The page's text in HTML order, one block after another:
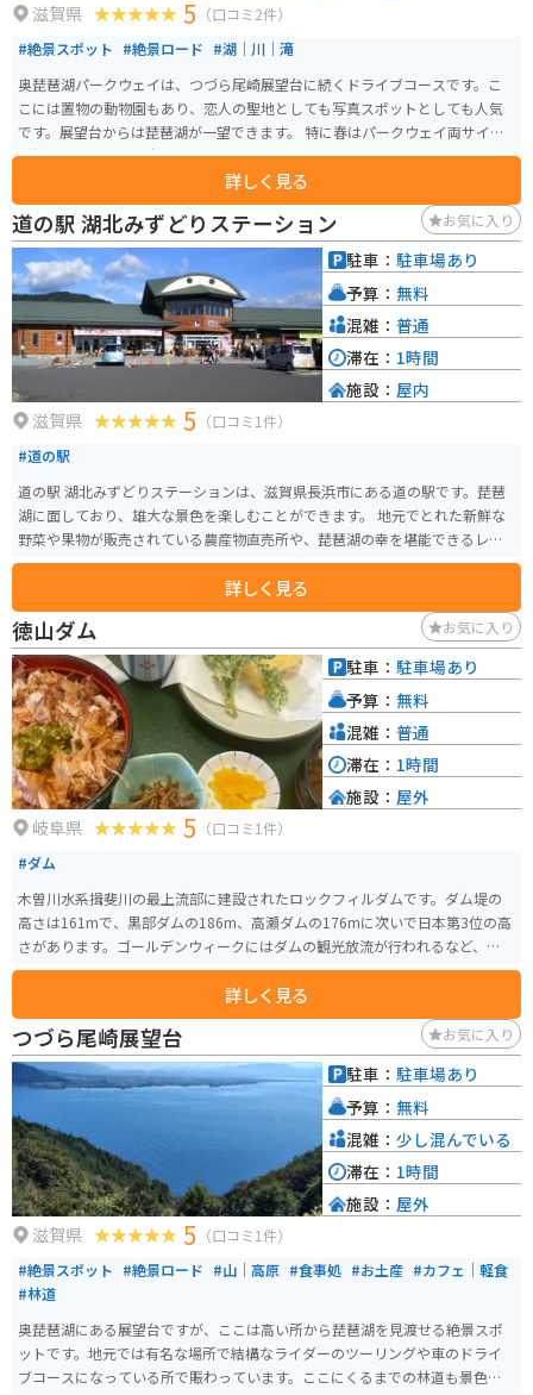
滋賀県 5 （口コミ2件）
#絶景スポット #絶景ロード #湖｜川｜滝
奥琵琶湖パークウェイは、つづら尾崎展望台に続くドライブコースです。こ
こには置物の動物園もあり、恋人の聖地としても写真スポットとしても人気
です。展望台からは琵琶湖が一望できます。 特に春はパークウェイ両サイド
が桜一色になり、魅力的な景色が楽しめます。原付バイクでも走行すること
詳しく見る
道の駅 湖北みずどりステーション お気に入り
滋賀県 5 （口コミ1件）
#道の駅
道の駅 湖北みずどりステーションは、滋賀県長浜市にある道の駅です。琵琶
湖に面しており、雄大な景色を楽しむことができます。 地元でとれた新鮮な
野菜や果物が販売されている農産物直売所や、琵琶湖の幸を堪能できるレス
トランが人気です。 特におすすめは、近江牛を使った料理や、琵琶湖でとれ
いるので安心です。 琵琶湖沿いを走る快適なツーリングの休憩地点としても
最適です。 周辺には、竹生島や長浜城など、観光スポットも点在しているの
で、合わせて訪れてみてはいかがでしょうか。
詳しく見る
駐車： 駐車場あり
予算： 無料
混雑： 普通
滞在： 1時間
施設： 屋内
徳山ダム お気に入り
岐阜県 5 （口コミ1件）
#ダム
木曽川水系揖斐川の最上流部に建設されたロックフィルダムです。ダム堤の
高さは161mで、黒部ダムの186m、高瀬ダムの176mに次いで日本第3位の高
さがあります。ゴールデンウィークにはダムの観光放流が行われるなど、観光
客向のイベントや施設も充実しています。
詳しく見る
駐車： 駐車場あり
予算： 無料
混雑： 普通
滞在： 1時間
施設： 屋外
つづら尾崎展望台 お気に入り
滋賀県 5 （口コミ1件）
#絶景スポット #絶景ロード #山｜高原 #食事処 #お土産 #カフェ｜軽食
#林道
奥琵琶湖にある展望台ですが、ここは高い所から琵琶湖を見渡せる絶景スポ
ットです。地元では有名な場所で結構なライダーのツーリングや車のドライ
ブコースになっている所で賑わっています。ここにくるまでの林道も景色が
駐車： 駐車場あり
予算： 無料
混雑： 少し混んでいる
滞在： 1時間
施設： 屋外